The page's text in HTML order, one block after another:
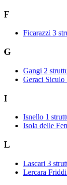
F
Ficarazzi 3
G
Gangi 2
Geraci Siculo
I
Isnello 1
Isola delle
L
Lascari 3
Lercara Friddi